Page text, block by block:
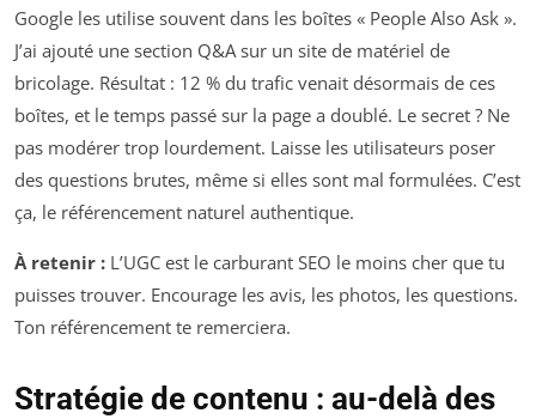
Google les utilise souvent dans les boîtes « People Also Ask ».
J’ai ajouté une section Q&A sur un site de matériel de
bricolage. Résultat : 12 % du trafic venait désormais de ces
boîtes, et le temps passé sur la page a doublé. Le secret ? Ne
pas modérer trop lourdement. Laisse les utilisateurs poser
des questions brutes, même si elles sont mal formulées. C’est
ça, le référencement naturel authentique.
À retenir : L’UGC est le carburant SEO le moins cher que tu
puisses trouver. Encourage les avis, les photos, les questions.
Ton référencement te remerciera.
Stratégie de contenu : au-delà des